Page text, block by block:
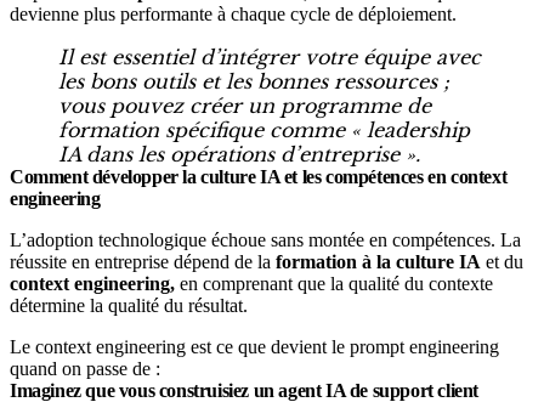
devienne plus performante à chaque cycle de déploiement.
Il est essentiel d’intégrer votre équipe avec
les bons outils et les bonnes ressources ;
vous pouvez créer un programme de
formation spécifique comme « leadership
IA dans les opérations d’entreprise ».
Comment développer la culture IA et les compétences en context
engineering
L’adoption technologique échoue sans montée en compétences. La
réussite en entreprise dépend de la formation à la culture IA et du
context engineering, en comprenant que la qualité du contexte
détermine la qualité du résultat.
Le context engineering est ce que devient le prompt engineering
quand on passe de :
Imaginez que vous construisiez un agent IA de support client